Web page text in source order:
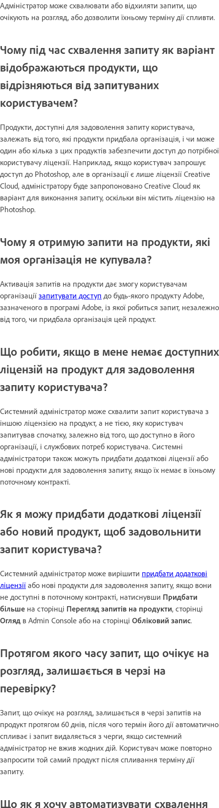
Адміністратор може схвалювати або відхиляти запити, що
очікують на розгляд, або дозволити їхньому терміну дії спливти.
Чому під час схвалення запиту як варіант
відображаються продукти, що
відрізняються від запитуваних
користувачем?
Продукти, доступні для задоволення запиту користувача,
залежать від того, які продукти придбала організація, і чи може
один або кілька з цих продуктів забезпечити доступ до потрібної
користувачу ліцензії. Наприклад, якщо користувач запрошує
доступ до Photoshop, але в організації є лише ліцензії Creative
Cloud, адміністратору буде запропоновано Creative Cloud як
варіант для виконання запиту, оскільки він містить ліцензію на
Photoshop.
Чому я отримую запити на продукти, які
моя організація не купувала?
Активація запитів на продукти дає змогу користувачам
організації запитувати доступ до будь-якого продукту Adobe,
зазначеного в програмі Adobe, із якої робиться запит, незалежно
від того, чи придбала організація цей продукт.
Що робити, якщо в мене немає доступних
ліцензій на продукт для задоволення
запиту користувача?
Системний адміністратор може схвалити запит користувача з
іншою ліцензією на продукт, а не тією, яку користувач
запитував спочатку, залежно від того, що доступно в його
організації, і службових потреб користувача. Системні
адміністратори також можуть придбати додаткові ліцензії або
нові продукти для задоволення запиту, якщо їх немає в їхньому
поточному контракті.
Як я можу придбати додаткові ліцензії
або новий продукт, щоб задовольнити
запит користувача?
Системний адміністратор може вирішити придбати додаткові
ліцензії або нові продукти для задоволення запиту, якщо вони
не доступні в поточному контракті, натиснувши Придбати
більше на сторінці Перегляд запитів на продукти, сторінці
Огляд в Admin Console або на сторінці Обліковий запис.
Протягом якого часу запит, що очікує на
розгляд, залишається в черзі на
перевірку?
Запит, що очікує на розгляд, залишається в черзі запитів на
продукт протягом 60 днів, після чого термін його дії автоматично
спливає і запит видаляється з черги, якщо системний
адміністратор не вжив жодних дій. Користувач може повторно
запросити той самий продукт після спливання терміну дії
запиту.
Що як я хочу автоматизувати схвалення